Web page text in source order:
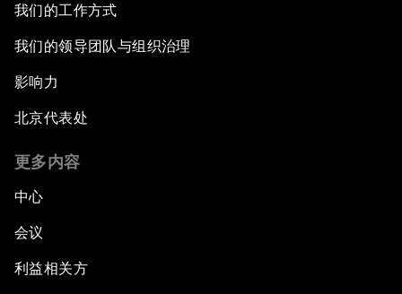
我们的工作方式
我们的领导团队与组织治理
影响力
北京代表处
更多内容
中心
会议
利益相关方